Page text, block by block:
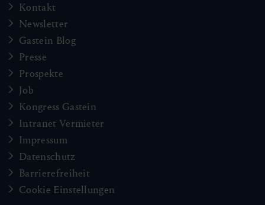
Kontakt
Newsletter
Gastein Blog
Presse
Prospekte
Job
Kongress Gastein
Intranet Vermieter
Impressum
Datenschutz
Barrierefreiheit
Cookie Einstellungen